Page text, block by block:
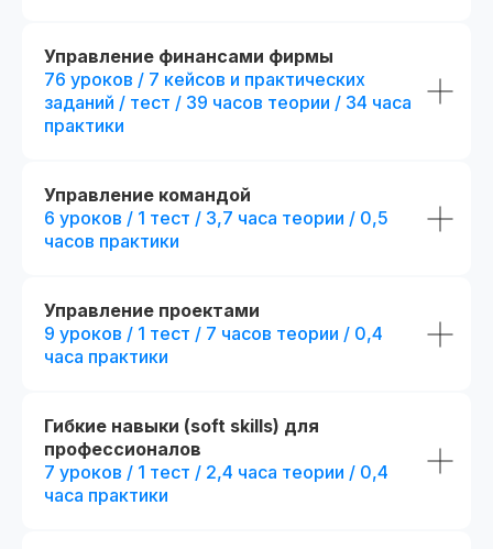
Управление финансами фирмы
76 уроков / 7 кейсов и практических
заданий / тест / 39 часов теории / 34 часа
практики
Управление командой
6 уроков / 1 тест / 3,7 часа теории / 0,5
часов практики
Управление проектами
9 уроков / 1 тест / 7 часов теории / 0,4
часа практики
Гибкие навыки (soft skills) для
профессионалов
7 уроков / 1 тест / 2,4 часа теории / 0,4
часа практики
Беспроцентная рассрочка на 18 месяцев
r111307.005/мес
fr111307.005
Презентации и конспекты
к урокам
Доступ к контенту
и обновлениям — навсегда
Официальный диплом
fr140090.000
r140090.000/мес
+ 5 онлайн-встреч
с выбранными
Попробовать 48
Попробовать 48 часов бесплатно